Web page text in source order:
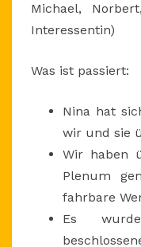
Michael,
Interessentin)
Was ist passiert:
Nina hat
wir und sie
Wir haben
Plenum
fahrbare
Es